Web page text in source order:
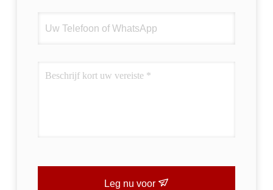
Leg nu voor